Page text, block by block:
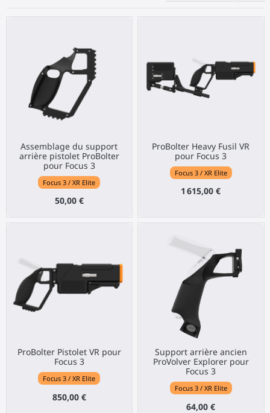
Assemblage du support
arrière pistolet ProBolter
pour Focus 3
Focus 3 / XR Elite
50,00 €
ProBolter Heavy Fusil VR
pour Focus 3
Focus 3 / XR Elite
1 615,00 €
ProBolter Pistolet VR pour
Focus 3
Focus 3 / XR Elite
850,00 €
Support arrière ancien
ProVolver Explorer pour
Focus 3
Focus 3 / XR Elite
64,00 €